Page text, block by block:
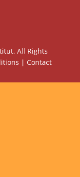
All Rights
| Contact